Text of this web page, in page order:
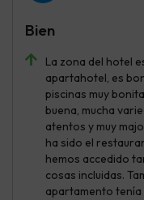
La zona del hotel
apartahotel, es
piscinas muy
buena, mucha
atentos y muy
ha sido el
hemos accedido
cosas incluidas.
apartamento tenía
Bien